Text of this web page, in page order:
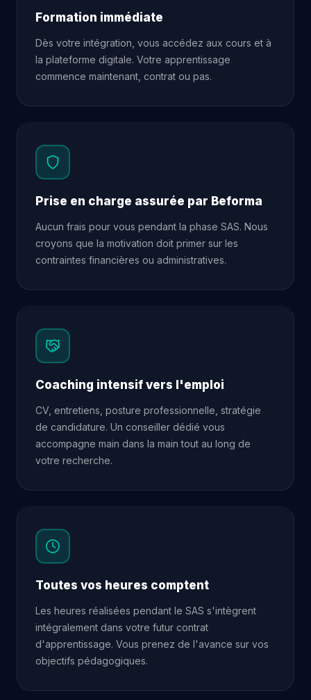
Formation immédiate
Dès votre intégration, vous accédez aux cours et à
la plateforme digitale. Votre apprentissage
commence maintenant, contrat ou pas.
Prise en charge assurée par Beforma
Aucun frais pour vous pendant la phase SAS. Nous
croyons que la motivation doit primer sur les
contraintes financières ou administratives.
Coaching intensif vers l'emploi
CV, entretiens, posture professionnelle, stratégie
de candidature. Un conseiller dédié vous
accompagne main dans la main tout au long de
votre recherche.
Toutes vos heures comptent
Les heures réalisées pendant le SAS s'intègrent
intégralement dans votre futur contrat
d'apprentissage. Vous prenez de l'avance sur vos
objectifs pédagogiques.